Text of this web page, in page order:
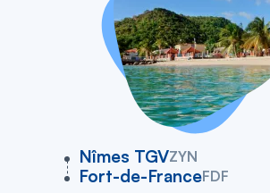
Nîmes TGVZYN
vers
Fort-de-FranceFDF